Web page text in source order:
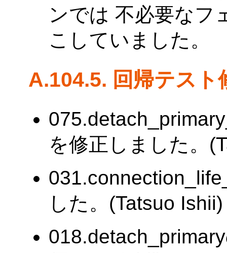
ンでは 不必要なフ
こしていました。
A.104.5. 回帰テスト
を修正しました。
した。(Tatsuo Ishii)